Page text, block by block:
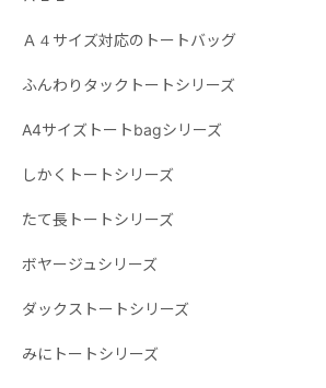
Ａ４サイズ対応のトートバッグ
ふんわりタックトートシリーズ
A4サイズトートbagシリーズ
しかくトートシリーズ
たて長トートシリーズ
ボヤージュシリーズ
ダックストートシリーズ
みにトートシリーズ